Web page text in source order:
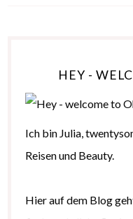
HEY -
Ich bin Julia,
Reisen und Beauty.
Hier auf dem Blog